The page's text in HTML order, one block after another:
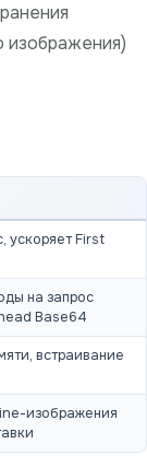
изображения)
ускоряет First
на запрос
Base64
встраивание
изображения